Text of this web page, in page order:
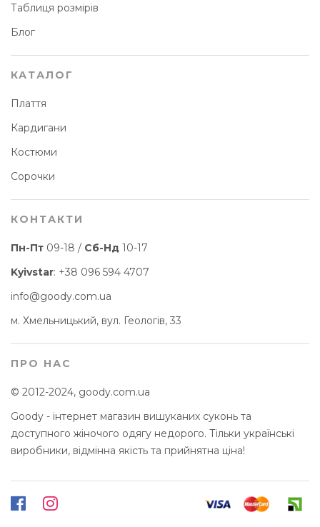
Таблиця розмірів
Блог
КАТАЛОГ
Плаття
Кардигани
Костюми
Сорочки
КОНТАКТИ
Пн-Пт 09-18 / Сб-Нд 10-17
Kyivstar: +38 096 594 4707
info@goody.com.ua
м. Хмельницький, вул. Геологів, 33
ПРО НАС
© 2012-2024, goody.com.ua
Goody - інтернет магазин вишуканих суконь та
доступного жіночого одягу недорого. Тільки українські
виробники, відмінна якість та прийнятна ціна!